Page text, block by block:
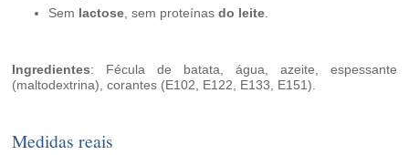
Sem lactose, sem proteínasdo leite.
Ingredientes: Fécula de batata, água, azeite, espessante
(maltodextrina), corantes (E102, E122, E133, E151).
Medidas reais